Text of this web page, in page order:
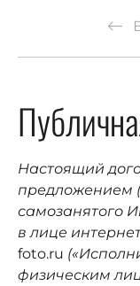
Настоящий
предложением
самозанятого
в лице
foto.ru
физическим